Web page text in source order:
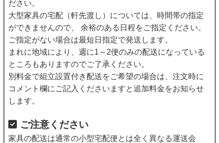
ださい。
大型家具の宅配（軒先渡し）については、時間帯の指定
ができませんので、 余裕のある日程をご指定ください。
ご指定がない場合は最短日指定で発送します。
まれに地域により、週に1～2便のみの配送になっている
ところもありますのでご了承ください。
別料金で組立設置付き配送をご希望の場合は、注文時に
コメント欄にご記入くださいますと追加料金をお知らせ
します。
ご注意ください
家具の配送は通常の小型宅配便とは全く異なる運送会